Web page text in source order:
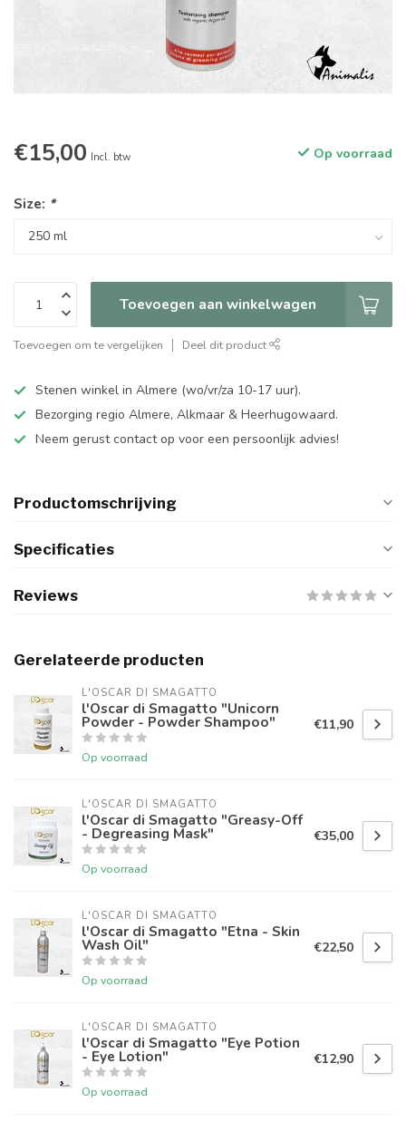
€15,00 Incl. btw Op voorraad
Size: *
Toevoegen aan winkelwagen
Toevoegen om te vergelijken Deel dit product
Stenen winkel in Almere (wo/vr/za 10-17 uur).
Bezorging regio Almere, Alkmaar & Heerhugowaard.
Neem gerust contact op voor een persoonlijk advies!
Productomschrijving
Specificaties
Reviews
Gerelateerde producten
L'OSCAR DI SMAGATTO
l'Oscar di Smagatto "Unicorn
Powder - Powder Shampoo"
Op voorraad
€11,90
L'OSCAR DI SMAGATTO
l'Oscar di Smagatto "Greasy-Off
- Degreasing Mask"
Op voorraad
€35,00
L'OSCAR DI SMAGATTO
l'Oscar di Smagatto "Etna - Skin
Wash Oil"
Op voorraad
€22,50
L'OSCAR DI SMAGATTO
l'Oscar di Smagatto "Eye Potion
- Eye Lotion"
Op voorraad
€12,90